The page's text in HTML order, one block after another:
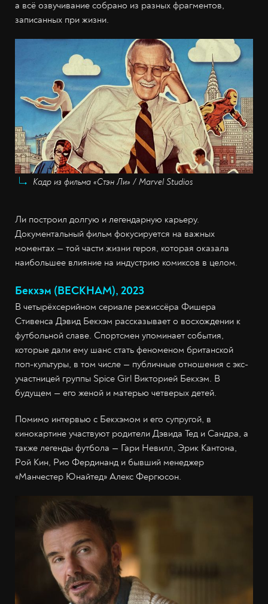
а всё озвучивание собрано из разных фрагментов,
записанных при жизни.
Кадр из фильма «Стэн Ли» / Marvel Studios
Ли построил долгую и легендарную карьеру.
Документальный фильм фокусируется на важных
моментах — той части жизни героя, которая оказала
наибольшее влияние на индустрию комиксов в целом.
Бекхэм (BECKHAM), 2023
В четырёхсерийном сериале режиссёра Фишера
Стивенса Дэвид Бекхэм рассказывает о восхождении к
футбольной славе. Спортсмен упоминает события,
которые дали ему шанс стать феноменом британской
поп-культуры, в том числе — публичные отношения с экс-
участницей группы Spice Girl Викторией Бекхэм. В
будущем — его женой и матерью четверых детей.
Помимо интервью с Бекхэмом и его супругой, в
кинокартине участвуют родители Дэвида Тед и Сандра, а
также легенды футбола — Гари Невилл, Эрик Кантона,
Рой Кин, Рио Фердинанд и бывший менеджер
«Манчестер Юнайтед» Алекс Фергюсон.